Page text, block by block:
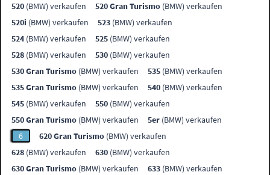
520 (BMW) verkaufen 520 Gran Turismo (BMW) verkaufen
520i (BMW) verkaufen 523 (BMW) verkaufen
524 (BMW) verkaufen 525 (BMW) verkaufen
528 (BMW) verkaufen 530 (BMW) verkaufen
530 Gran Turismo (BMW) verkaufen 535 (BMW) verkaufen
535 Gran Turismo (BMW) verkaufen 540 (BMW) verkaufen
545 (BMW) verkaufen 550 (BMW) verkaufen
550 Gran Turismo (BMW) verkaufen 5er (BMW) verkaufen
6
620 Gran Turismo (BMW) verkaufen
628 (BMW) verkaufen 630 (BMW) verkaufen
630 Gran Turismo (BMW) verkaufen 633 (BMW) verkaufen